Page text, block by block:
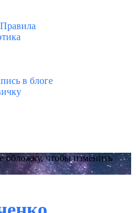
в блоге
обложку, чтобы изменить